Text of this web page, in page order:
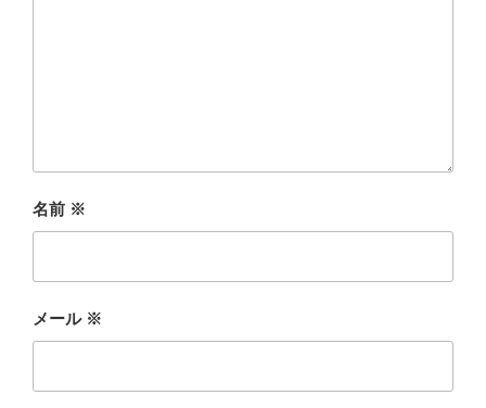
名前 ※
メール ※